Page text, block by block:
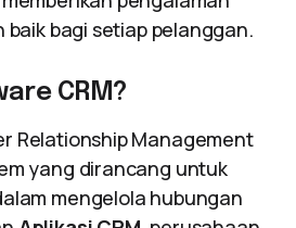
baik bagi setiap pelanggan.
CRM?
Relationship Management
yang dirancang untuk
mengelola hubungan